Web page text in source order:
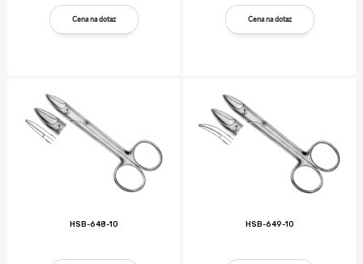
Cena na dotaz Cena na dotaz
HSB-648-10 HSB-649-10